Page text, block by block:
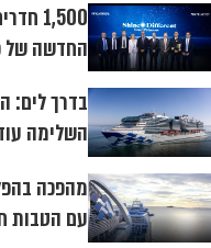
החדשה של
בדרך לים:
השלימה
מהפכה
עם הטבות